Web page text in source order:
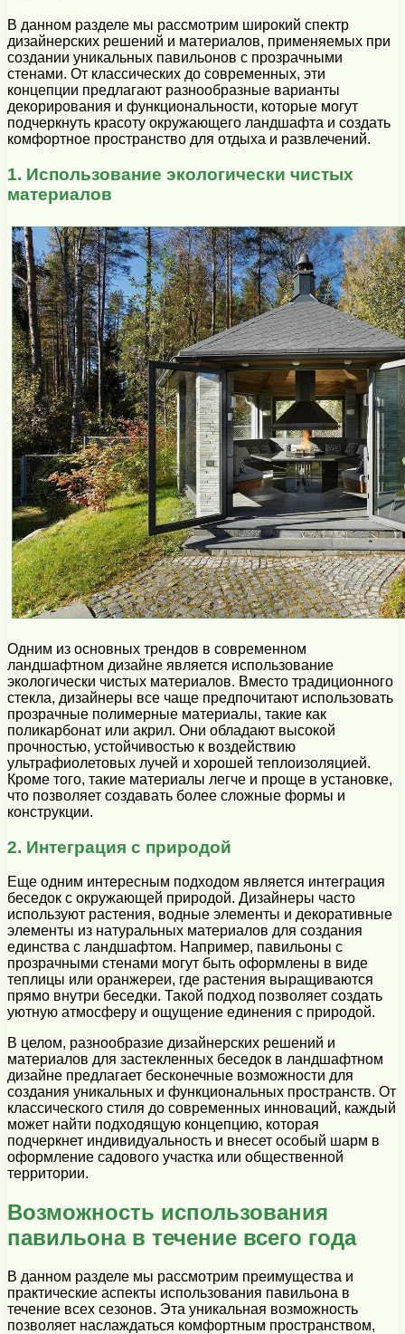
В данном разделе мы рассмотрим широкий спектр
дизайнерских решений и материалов, применяемых при
создании уникальных павильонов с прозрачными
стенами. От классических до современных, эти
концепции предлагают разнообразные варианты
декорирования и функциональности, которые могут
подчеркнуть красоту окружающего ландшафта и создать
комфортное пространство для отдыха и развлечений.
1. Использование экологически чистых
материалов
Одним из основных трендов в современном
ландшафтном дизайне является использование
экологически чистых материалов. Вместо традиционного
стекла, дизайнеры все чаще предпочитают использовать
прозрачные полимерные материалы, такие как
поликарбонат или акрил. Они обладают высокой
прочностью, устойчивостью к воздействию
ультрафиолетовых лучей и хорошей теплоизоляцией.
Кроме того, такие материалы легче и проще в установке,
что позволяет создавать более сложные формы и
конструкции.
2. Интеграция с природой
Еще одним интересным подходом является интеграция
беседок с окружающей природой. Дизайнеры часто
используют растения, водные элементы и декоративные
элементы из натуральных материалов для создания
единства с ландшафтом. Например, павильоны с
прозрачными стенами могут быть оформлены в виде
теплицы или оранжереи, где растения выращиваются
прямо внутри беседки. Такой подход позволяет создать
уютную атмосферу и ощущение единения с природой.
В целом, разнообразие дизайнерских решений и
материалов для застекленных беседок в ландшафтном
дизайне предлагает бесконечные возможности для
создания уникальных и функциональных пространств. От
классического стиля до современных инноваций, каждый
может найти подходящую концепцию, которая
подчеркнет индивидуальность и внесет особый шарм в
оформление садового участка или общественной
территории.
Возможность использования
павильона в течение всего года
В данном разделе мы рассмотрим преимущества и
практические аспекты использования павильона в
течение всех сезонов. Эта уникальная возможность
позволяет наслаждаться комфортным пространством,